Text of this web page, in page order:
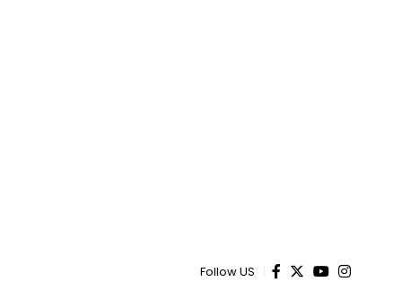
Follow US